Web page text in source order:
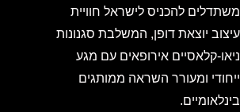
משתדלים להכניס לישראל חוויית
עיצוב יוצאת דופן, המשלבת סגנונות
ניאו-קלאסיים אירופאים עם מגע
ייחודי ומעורר השראה ממותגים
בינלאומיים.